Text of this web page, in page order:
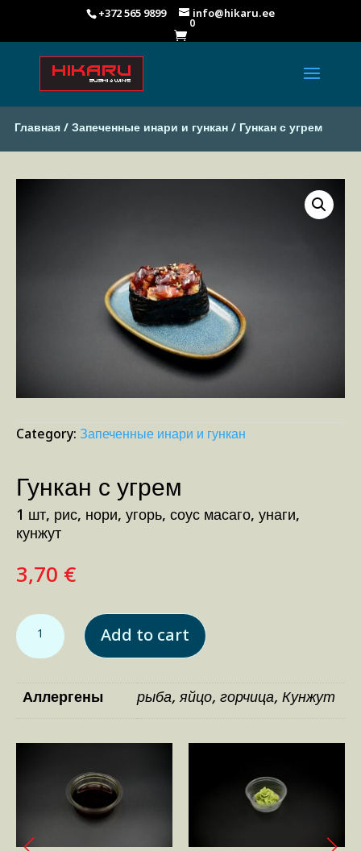
+372 565 9899 info@hikaru.ee
 0
Главная/Запеченные инари и гункан/ Гункан с угрем
Category:Запеченные инари и гункан
Гункан с угрем
1 шт, рис, нори, угорь, соус масаго, унаги,
кунжут
3,70€
Гункан с угрем quantity
Add to cart
Аллергены рыба, яйцо, горчица, Кунжут